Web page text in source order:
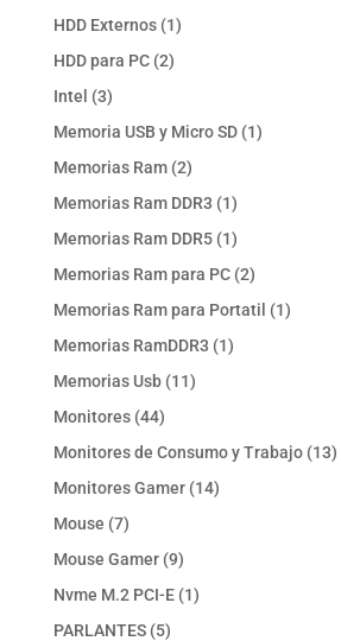
HDD Externos 11
HDD para PC 22
Intel 33
productos
Memoria USB y Micro SD 11
Memorias Ram 22
productos
Memorias Ram DDR3 11
producto
Memorias Ram DDR5 11
producto
Memorias Ram para PC 22
productos
Memorias Ram para Portatil 11
Memorias RamDDR3 11
Memorias Usb 1111
Monitores 4444
productos
Monitores de Consumo y Trabajo 1313
Monitores Gamer 1414
Mouse 77
productos
Mouse Gamer 99
productos
Nvme M.2 PCI-E 11
PARLANTES 55